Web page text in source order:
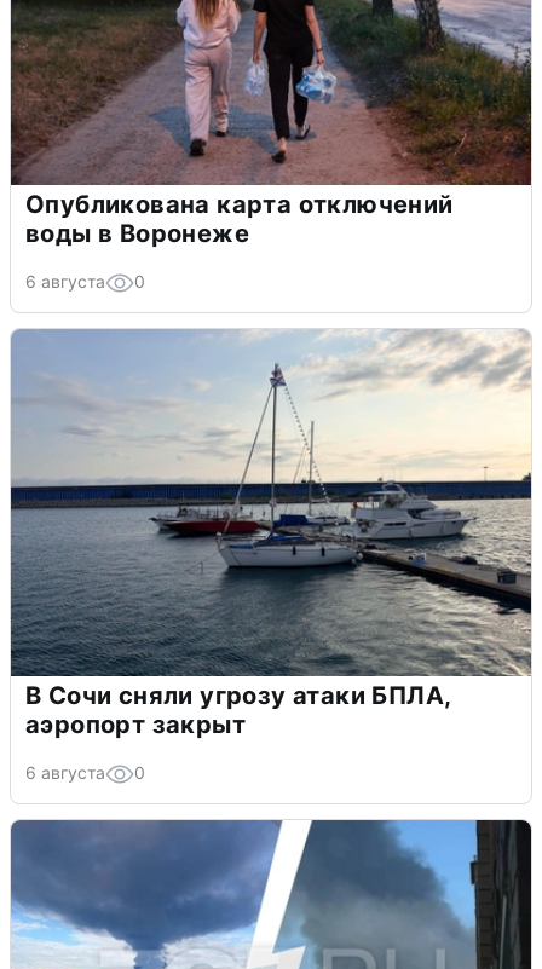
Опубликована карта отключений
воды в Воронеже
6 августа 0
В Сочи сняли угрозу атаки БПЛА,
аэропорт закрыт
6 августа 0